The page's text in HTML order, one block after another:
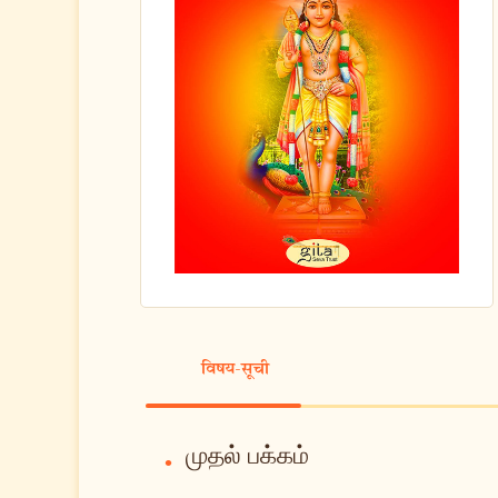
विषय-सूची
• முதல் பக்கம்